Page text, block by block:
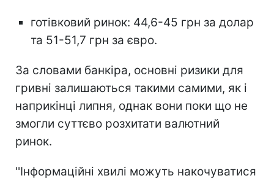
готівковий ринок: 44,6-45 грн за долар
та 51-51,7 грн за євро.
За словами банкіра, основні ризики для
гривні залишаються такими самими, як і
наприкінці липня, однак вони поки що не
змогли суттєво розхитати валютний
ринок.
''Інформаційні хвилі можуть накочуватися